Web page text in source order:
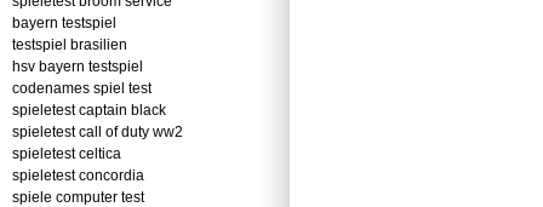
bayern testspiel
testspiel brasilien
hsv bayern testspiel
codenames spiel test
spieletest captain black
spieletest call of duty ww2
spieletest celtica
spieletest concordia
spiele computer test